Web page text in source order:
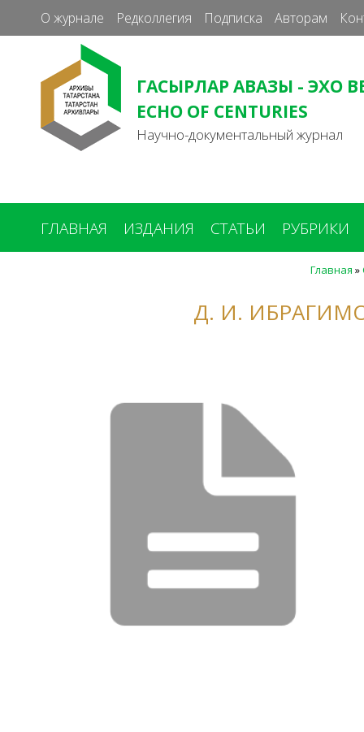
О журнале Редколлегия Подписка Авторам
ГАСЫРЛАР АВАЗЫ - ЭХО
ECHO OF CENTURIES
Научно-документальный журнал
ГЛАВНАЯ ИЗДАНИЯ СТАТЬИ РУБРИКИ
Главная »
Д. И.